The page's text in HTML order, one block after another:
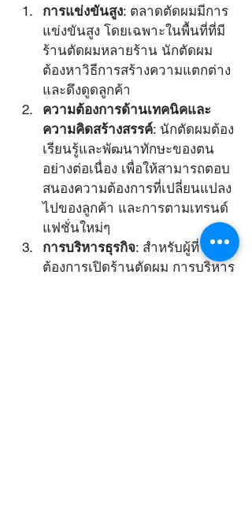
การแข่งขันสูง: ตลาดตัดผมมีการ
แข่งขันสูง โดยเฉพาะในพื้นที่ที่มี
ร้านตัดผมหลายร้าน นักตัดผม
ต้องหาวิธีการสร้างความแตกต่าง
และดึงดูดลูกค้า
ความต้องการด้านเทคนิคและ
ความคิดสร้างสรรค์: นักตัดผมต้อง
เรียนรู้และพัฒนาทักษะของตน
อย่างต่อเนื่อง เพื่อให้สามารถตอบ
สนองความต้องการที่เปลี่ยนแปลง
ไปของลูกค้า และการตามเทรนด์
แฟชั่นใหม่ๆ
การบริหารธุรกิจ: สำหรับผู้ที่
ต้องการเปิดร้านตัดผม การบริหาร